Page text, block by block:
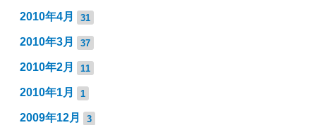
2010年4月 31
2010年3月 37
2010年2月 11
2010年1月 1
2009年12月 3